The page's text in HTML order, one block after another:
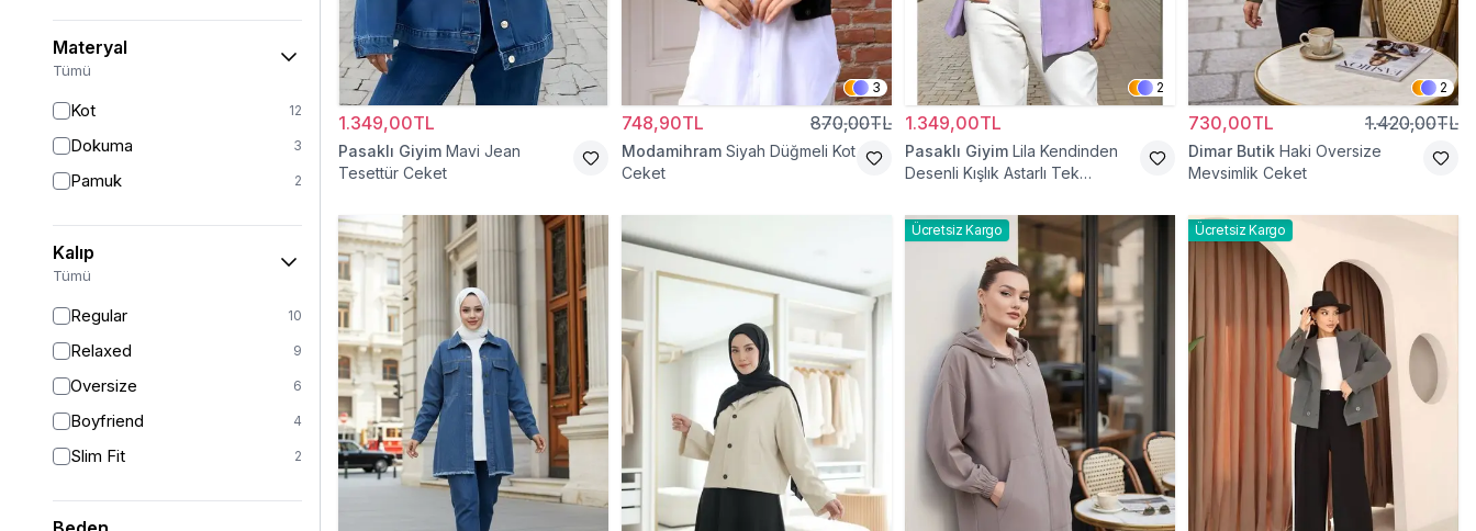
Kız Çocuk Giyim
Panço
Tam Kapalı Mayo 224
Kız Çocuk Pantolon
Kız Çocuk Takım
Kız Çocuk Etek 2
Haki 1
Bordo 1
Materyal
Tümü
Kot 12
Dokuma 3
Pamuk 2
Kalıp
Tümü
Regular 10
Relaxed 9
Oversize 6
Boyfriend 4
Slim Fit 2
1.349,00TL
Pasaklı Giyim Mavi Jean
Tesettür Ceket
3
748,90TL 870,00TL
Modamihram Siyah Düğmeli Kot
Ceket
2
1.349,00TL
Pasaklı Giyim Lila Kendinden
Desenli Kışlık Astarlı Tek
2
730,00TL 1.420,00TL
Dimar Butik Haki Oversize
Mevsimlik Ceket
Ücretsiz Kargo Ücretsiz Kargo